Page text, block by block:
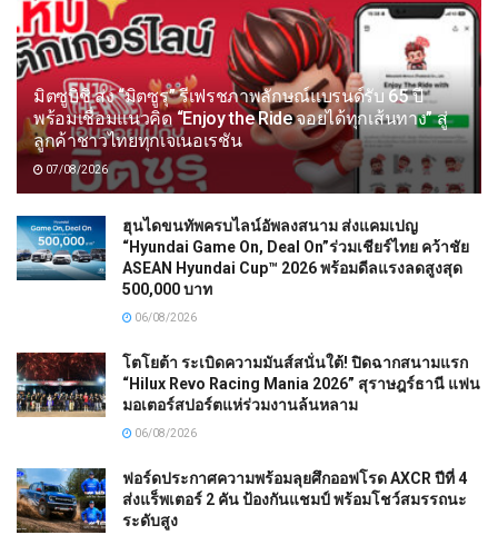
มิตซูบิชิ ส่ง “มิตซูรุ” รีเฟรชภาพลักษณ์แบรนด์รับ 65 ปี
พร้อมเชื่อมแนวคิด “Enjoy the Ride จอยได้ทุกเส้นทาง” สู่
ลูกค้าชาวไทยทุกเจเนอเรชัน
07/08/2026
ฮุนไดขนทัพครบไลน์อัพลงสนาม ส่งแคมเปญ
“Hyundai Game On, Deal On”ร่วมเชียร์ไทย คว้าชัย
ASEAN Hyundai Cup™ 2026 พร้อมดีลแรงลดสูงสุด
500,000 บาท
06/08/2026
โตโยต้า ระเบิดความมันส์สนั่นใต้! ปิดฉากสนามแรก
“Hilux Revo Racing Mania 2026” สุราษฎร์ธานี แฟน
มอเตอร์สปอร์ตแห่ร่วมงานล้นหลาม
06/08/2026
ฟอร์ดประกาศความพร้อมลุยศึกออฟโรด AXCR ปีที่ 4
ส่งแร็พเตอร์ 2 คัน ป้องกันแชมป์ พร้อมโชว์สมรรถนะ
ระดับสูง